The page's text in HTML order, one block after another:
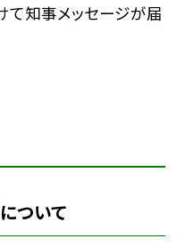
知事メッセージが届
ついて